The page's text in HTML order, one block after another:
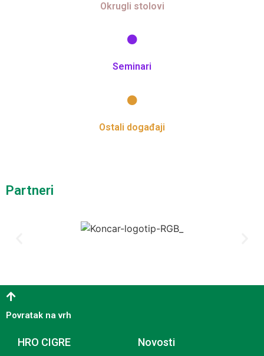
Okrugli stolovi
Seminari
Ostali događaji
Partneri
Povratak na vrh
HRO CIGRE Novosti